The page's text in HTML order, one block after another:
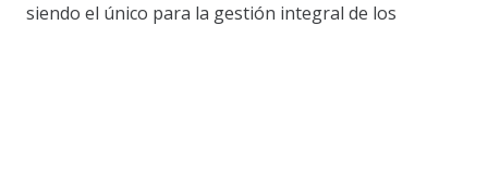
siendo el único para la gestión integral de los